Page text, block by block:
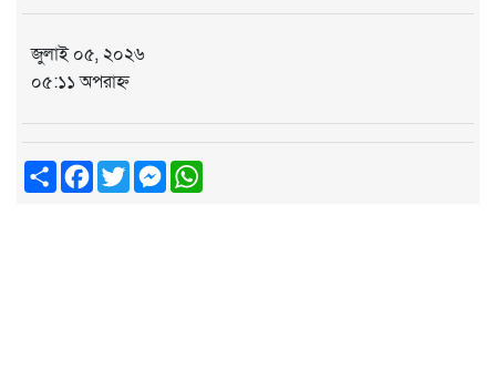
জুলাই ০৫, ২০২৬
০৫:১১ অপরাহ্ন
ShareFacebook
TwitterMessenger